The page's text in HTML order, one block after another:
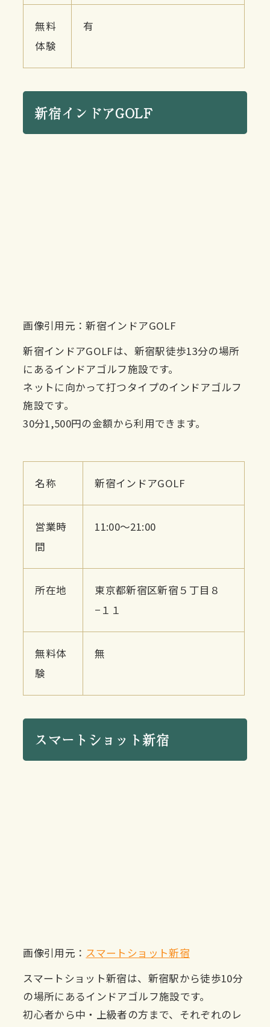
無料
体験
有
新宿インドアGOLF
画像引用元：新宿インドアGOLF
新宿インドアGOLFは、新宿駅徒歩13分の場所
にあるインドアゴルフ施設です。
ネットに向かって打つタイプのインドアゴルフ
施設です。
30分1,500円の金額から利用できます。
名称 新宿インドアGOLF
営業時
間
11:00〜21:00
所在地
東京都新宿区新宿５丁目８
−１１
無料体
験
無
スマートショット新宿
画像引用元： スマートショット新宿
スマートショット新宿は、新宿駅から徒歩10分
の場所にあるインドアゴルフ施設です。
初心者から中・上級者の方まで、それぞれのレ